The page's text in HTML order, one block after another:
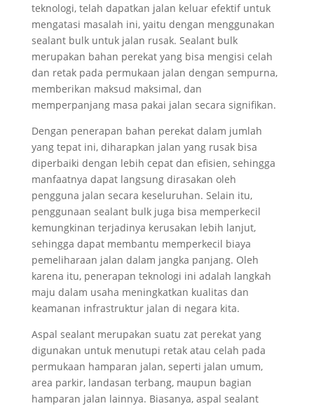
teknologi, telah dapatkan jalan keluar efektif untuk
mengatasi masalah ini, yaitu dengan menggunakan
sealant bulk untuk jalan rusak. Sealant bulk
merupakan bahan perekat yang bisa mengisi celah
dan retak pada permukaan jalan dengan sempurna,
memberikan maksud maksimal, dan
memperpanjang masa pakai jalan secara signifikan.
Dengan penerapan bahan perekat dalam jumlah
yang tepat ini, diharapkan jalan yang rusak bisa
diperbaiki dengan lebih cepat dan efisien, sehingga
manfaatnya dapat langsung dirasakan oleh
pengguna jalan secara keseluruhan. Selain itu,
penggunaan sealant bulk juga bisa memperkecil
kemungkinan terjadinya kerusakan lebih lanjut,
sehingga dapat membantu memperkecil biaya
pemeliharaan jalan dalam jangka panjang. Oleh
karena itu, penerapan teknologi ini adalah langkah
maju dalam usaha meningkatkan kualitas dan
keamanan infrastruktur jalan di negara kita.
Aspal sealant merupakan suatu zat perekat yang
digunakan untuk menutupi retak atau celah pada
permukaan hamparan jalan, seperti jalan umum,
area parkir, landasan terbang, maupun bagian
hamparan jalan lainnya. Biasanya, aspal sealant